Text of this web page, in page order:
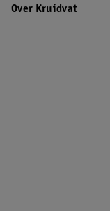
Over Kruidvat